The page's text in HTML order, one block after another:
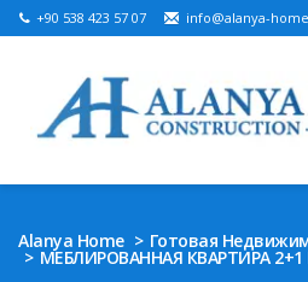
+90 538 423 57 07 info@alanya-
Persian Bosnian
Alanya Home Готовая
МЕБЛИРОВАННАЯ КВАРТИРА 2+1 В